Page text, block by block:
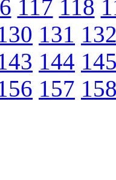
117 118
131
144
157